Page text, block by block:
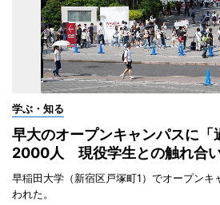
学ぶ・知る
早大のオープンキャンパスに「
2000人 現役学生との触れ合
早稲田大学（新宿区戸塚町1）でオープンキ
われた。